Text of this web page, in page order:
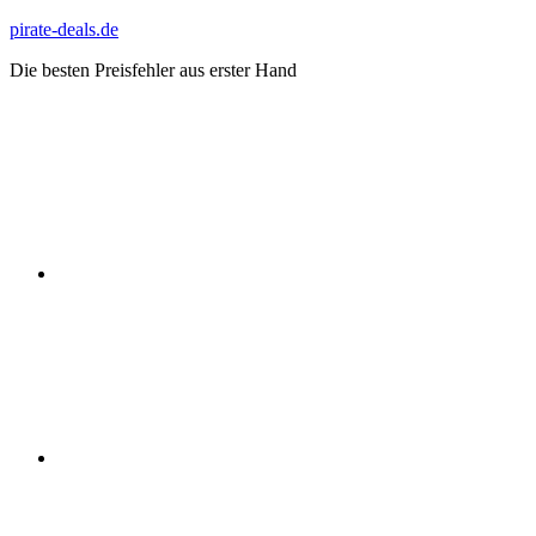
Zum
springen
pirate-deals.de
Die besten Preisfehler aus erster Hand